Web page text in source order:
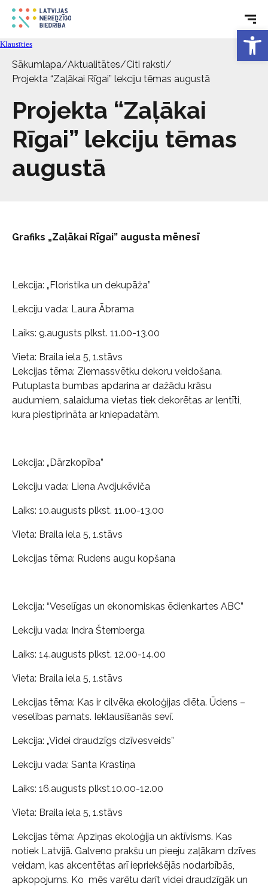
Tehniskie palīglīdzekļi
Aktualitātes
Pakalpojumi
Par biedrību
Kontakti
Klausīties
Sākumlapa/Aktualitātes/Citi raksti/
Projekta “Zaļākai Rīgai” lekciju tēmas augustā
Projekta “Zaļākai
Rīgai” lekciju tēmas
augustā
Grafiks „Zaļākai Rīgai” augusta mēnesī
Lekcija: „Floristika un dekupāža”
Lekciju vada: Laura Ābrama
Laiks: 9.augusts plkst. 11.00-13.00
Vieta: Braila iela 5, 1.stāvs
Lekcijas tēma: Ziemassvētku dekoru veidošana.
Putuplasta bumbas apdarina ar dažādu krāsu
audumiem, salaiduma vietas tiek dekorētas ar lentīti,
kura piestiprināta ar kniepadatām.
Lekcija: „Dārzkopība”
Lekciju vada: Liena Avdjukēviča
Laiks: 10.augusts plkst. 11.00-13.00
Vieta: Braila iela 5, 1.stāvs
Lekcijas tēma: Rudens augu kopšana
Lekcija: “Veselīgas un ekonomiskas ēdienkartes ABC”
Lekciju vada: Indra Šternberga
Laiks: 14.augusts plkst. 12.00-14.00
Vieta: Braila iela 5, 1.stāvs
Lekcijas tēma: Kas ir cilvēka ekoloģijas diēta. Ūdens –
veselības pamats. Ieklausīšanās sevī.
Lekcija: „Videi draudzīgs dzīvesveids”
Lekciju vada: Santa Krastiņa
Laiks: 16.augusts plkst.10.00-12.00
Vieta: Braila iela 5, 1.stāvs
Lekcijas tēma: Apziņas ekoloģija un aktīvisms. Kas
notiek Latvijā. Galveno prakšu un pieeju zaļākam dzīves
veidam, kas akcentētas arī iepriekšējās nodarbībās,
apkopojums. Ko mēs varētu darīt videi draudzīgāk un